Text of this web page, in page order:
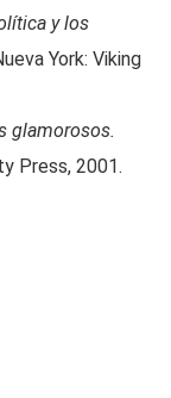
y los
York: Viking
glamorosos.
Press, 2001.